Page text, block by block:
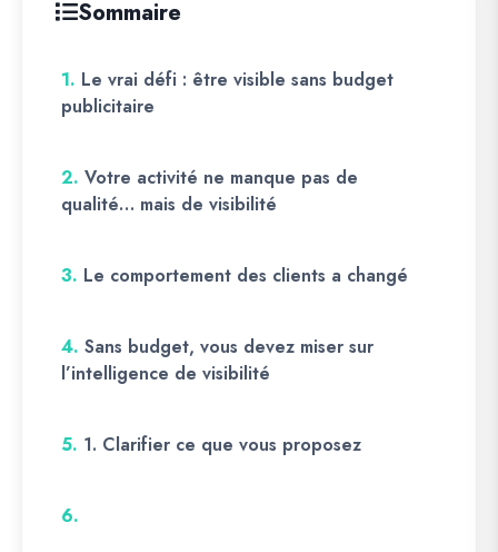
Sommaire
1. Le vrai défi : être visible sans budget
publicitaire
2. Votre activité ne manque pas de
qualité… mais de visibilité
3. Le comportement des clients a changé
4. Sans budget, vous devez miser sur
l’intelligence de visibilité
5. 1. Clarifier ce que vous proposez
6.